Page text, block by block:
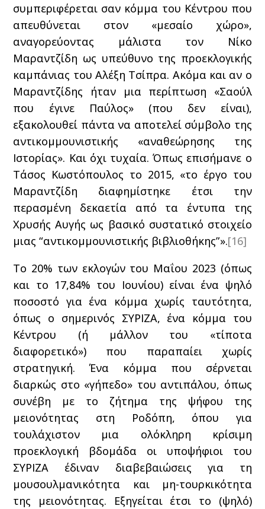
συμπεριφέρεται σαν κόμμα του Κέντρου που
απευθύνεται στον «μεσαίο χώρο»,
αναγορεύοντας μάλιστα τον Νίκο
Μαραντζίδη ως υπεύθυνο της προεκλογικής
καμπάνιας του Αλέξη Τσίπρα. Ακόμα και αν ο
Μαραντζίδης ήταν μια περίπτωση «Σαούλ
που έγινε Παύλος» (που δεν είναι),
εξακολουθεί πάντα να αποτελεί σύμβολο της
αντικομμουνιστικής «αναθεώρησης της
Ιστορίας». Και όχι τυχαία. Όπως επισήμανε ο
Τάσος Κωστόπουλος το 2015, «το έργο του
Μαραντζίδη διαφημίστηκε έτσι την
περασμένη δεκαετία από τα έντυπα της
Χρυσής Αυγής ως βασικό συστατικό στοιχείο
μιας “αντικομμουνιστικής βιβλιοθήκης”».[16]
Το 20% των εκλογών του Μαΐου 2023 (όπως
και το 17,84% του Ιουνίου) είναι ένα ψηλό
ποσοστό για ένα κόμμα χωρίς ταυτότητα,
όπως ο σημερινός ΣΥΡΙΖΑ, ένα κόμμα του
Κέντρου (ή μάλλον του «τίποτα
διαφορετικό») που παραπαίει χωρίς
στρατηγική. Ένα κόμμα που σέρνεται
διαρκώς στο «γήπεδο» του αντιπάλου, όπως
συνέβη με το ζήτημα της ψήφου της
μειονότητας στη Ροδόπη, όπου για
τουλάχιστον μια ολόκληρη κρίσιμη
προεκλογική βδομάδα οι υποψήφιοι του
ΣΥΡΙΖΑ έδιναν διαβεβαιώσεις για τη
μουσουλμανικότητα και μη-τουρκικότητα
της μειονότητας. Εξηγείται έτσι το (ψηλό)